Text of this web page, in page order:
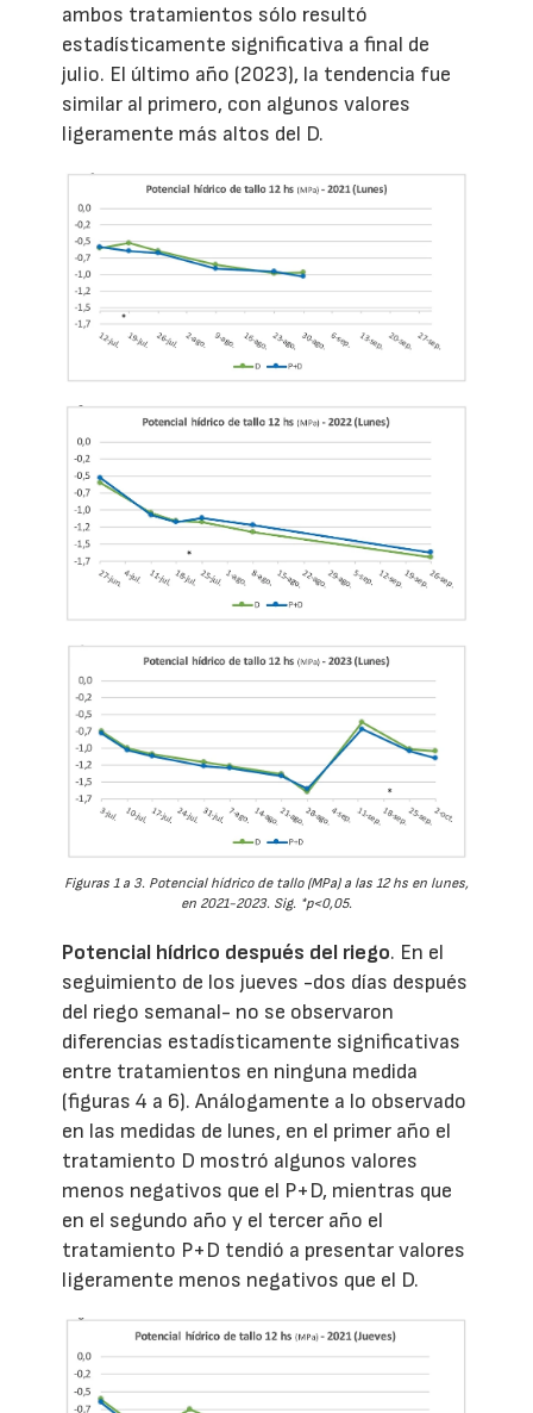
ambos tratamientos sólo resultó
estadísticamente significativa a final de
julio. El último año (2023), la tendencia fue
similar al primero, con algunos valores
ligeramente más altos del D.
Figuras 1 a 3. Potencial hídrico de tallo (MPa) a las 12 hs en lunes,
en 2021-2023. Sig. *p<0,05.
Potencial hídrico después del riego. En el
seguimiento de los jueves -dos días después
del riego semanal- no se observaron
diferencias estadísticamente significativas
entre tratamientos en ninguna medida
(figuras 4 a 6). Análogamente a lo observado
en las medidas de lunes, en el primer año el
tratamiento D mostró algunos valores
menos negativos que el P+D, mientras que
en el segundo año y el tercer año el
tratamiento P+D tendió a presentar valores
ligeramente menos negativos que el D.